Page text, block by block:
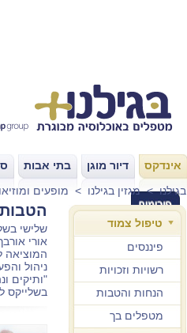
אינדקס דיור מוגן בתי אבות
בגילנו>מגזין בגילנו > מופעים
טיפול צמוד
פיננסים
רשויות וזכויות
הנחות והטבות
מטפלים בך
שלישי
אורי
המוציאה
ניהול
"ותיקים
בשלייקס